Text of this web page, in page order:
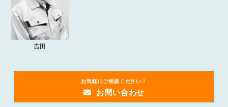
吉田
お気軽にご相談ください！
お問い合わせ